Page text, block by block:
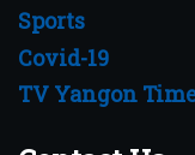
Sports
Covid-19
TV Yangon